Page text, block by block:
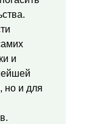
и
но и для